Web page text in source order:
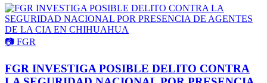
📷 FGR
FGR INVESTIGA POSIBLE DELITO CONTRA